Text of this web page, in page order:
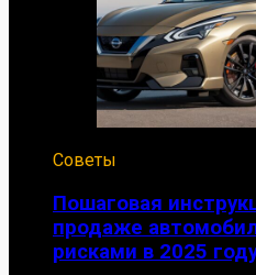
Советы
Пошаговая
продаже
рисками в 2025